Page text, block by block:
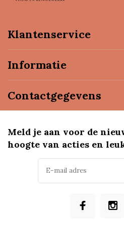
Klantenservice
Informatie
Contactgegevens
Meld je aan voor de
hoogte van acties en